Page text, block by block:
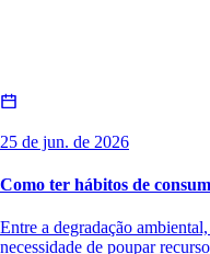
25 de jun. de 2026
Como ter hábitos de
Entre a degradação
necessidade de poupar